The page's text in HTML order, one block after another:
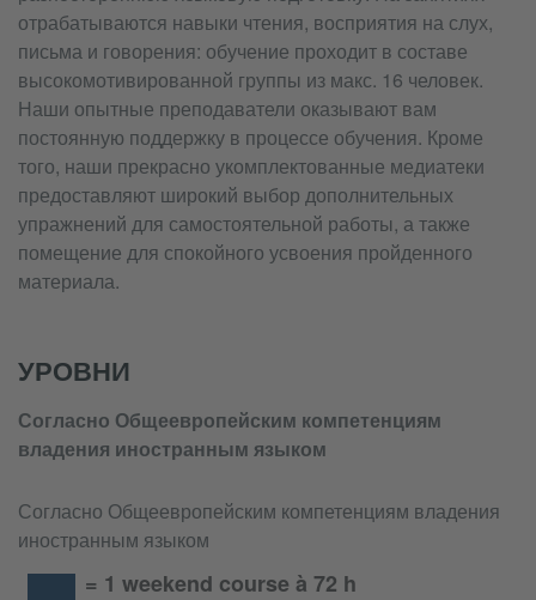
отрабатываются навыки чтения, восприятия на слух,
письма и говорения: обучение проходит в составе
высокомотивированной группы из макс. 16 человек.
Наши опытные преподаватели оказывают вам
постоянную поддержку в процессе обучения. Кроме
того, наши прекрасно укомплектованные медиатеки
предоставляют широкий выбор дополнительных
упражнений для самостоятельной работы, а также
помещение для спокойного усвоения пройденного
материала.
УРОВНИ
Согласно Общеевропейским компетенциям
владения иностранным языком
Согласно Общеевропейским компетенциям владения
иностранным языком
= 1 weekend course à 72 h